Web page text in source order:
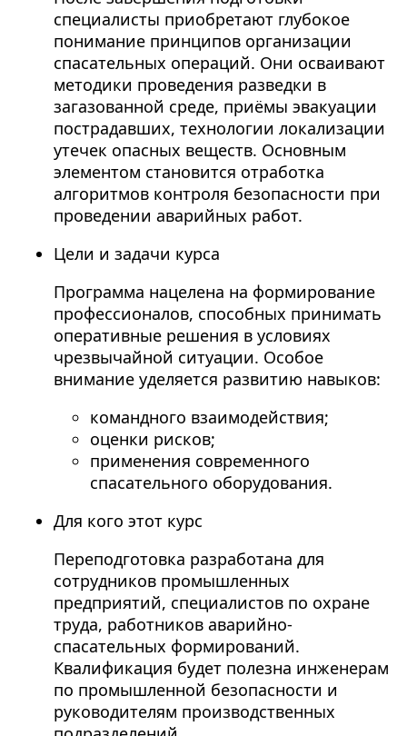
специалисты приобретают глубокое
понимание принципов организации
спасательных операций. Они осваивают
методики проведения разведки в
загазованной среде, приёмы эвакуации
пострадавших, технологии локализации
утечек опасных веществ. Основным
элементом становится отработка
алгоритмов контроля безопасности при
проведении аварийных работ.
Цели и задачи курса
Программа нацелена на формирование
профессионалов, способных принимать
оперативные решения в условиях
чрезвычайной ситуации. Особое
внимание уделяется развитию навыков:
командного взаимодействия;
оценки рисков;
применения современного
спасательного оборудования.
Для кого этот курс
Переподготовка разработана для
сотрудников промышленных
предприятий, специалистов по охране
труда, работников аварийно-
спасательных формирований.
Квалификация будет полезна инженерам
по промышленной безопасности и
руководителям производственных